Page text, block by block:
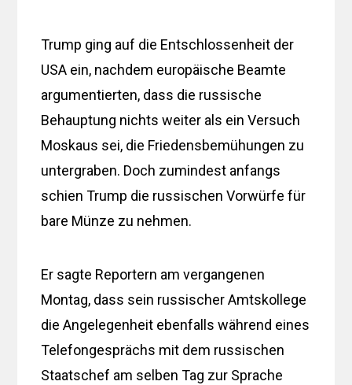
Trump ging auf die Entschlossenheit der
USA ein, nachdem europäische Beamte
argumentierten, dass die russische
Behauptung nichts weiter als ein Versuch
Moskaus sei, die Friedensbemühungen zu
untergraben. Doch zumindest anfangs
schien Trump die russischen Vorwürfe für
bare Münze zu nehmen.
Er sagte Reportern am vergangenen
Montag, dass sein russischer Amtskollege
die Angelegenheit ebenfalls während eines
Telefongesprächs mit dem russischen
Staatschef am selben Tag zur Sprache